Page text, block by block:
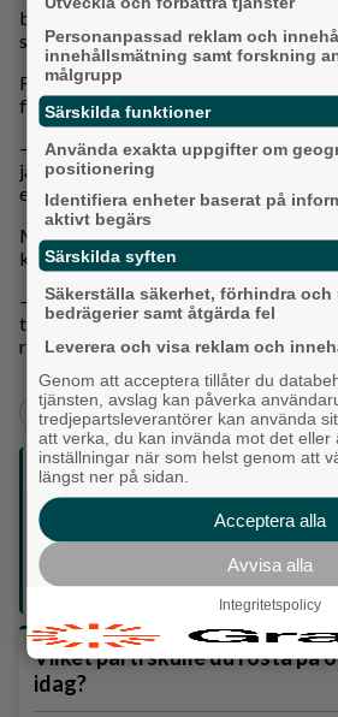
bort. Men om hon trivs bäst
ska hon vara där. Jonsered och
För Filippa handlar allt om att våga ta
finns.
– Ett utbytesår är en gång i livet. Om
jag ångra mig. Och blir det inte som
ett flyg hem.
Men något i hennes röst avslöjar att
kommer att behövas.
– Jag tänker på Los Angeles varje dag.
tiden jag haft. Jag träffade min bästa
rekommenderar verkligen andra att
Partille + Familj +
Följ oss på sociala medier:
Din enda lokaltidning som kommer
GRATIS!
Lokalpressen, på webben, i
Vilket parti skulle du rösta på
idag?
Personanpassad reklam och
innehållsmätning samt forskning
målgrupp
Särskilda funktioner
Använda exakta uppgifter om
positionering
Identifiera enheter baserat på
aktivt begärs
Särskilda syften
Säkerställa säkerhet, förhindra och
bedrägerier samt åtgärda fel
Leverera och visa reklam och
Genom att acceptera tillåter du
tjänsten, avslag kan påverka
tredjepartsleverantörer kan använda
att verka, du kan invända mot det eller
inställningar när som helst genom att
längst ner på sidan.
Acceptera alla
Avvisa alla
Integritetspolicy